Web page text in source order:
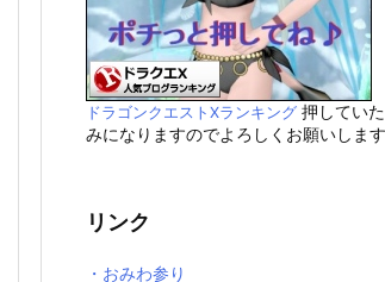
ドラゴンクエストXランキング 押してい
みになりますのでよろしくお願いします
リンク
・おみわ参り